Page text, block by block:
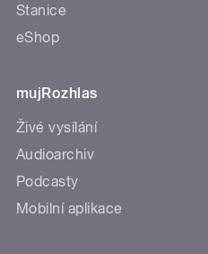
Stanice
eShop
mujRozhlas
Živé vysílání
Audioarchiv
Podcasty
Mobilní aplikace